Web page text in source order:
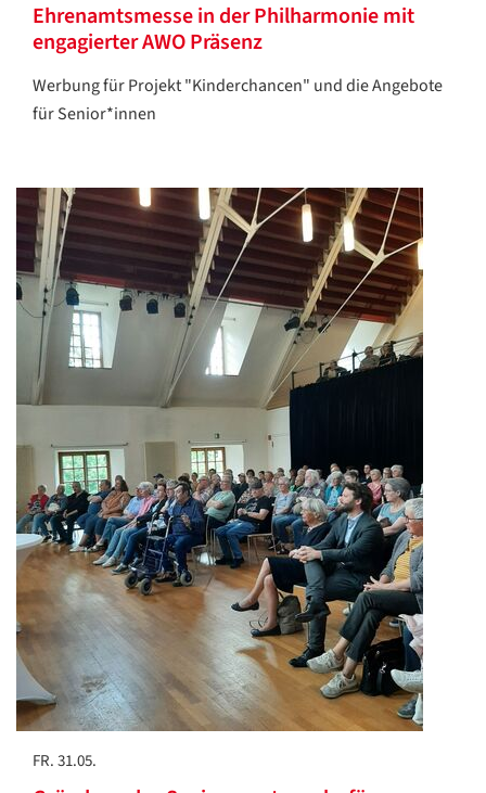
Ehrenamtsmesse in der Philharmonie mit
engagierter AWO Präsenz
Werbung für Projekt "Kinderchancen" und die Angebote
für Senior*innen
FR. 31.05.